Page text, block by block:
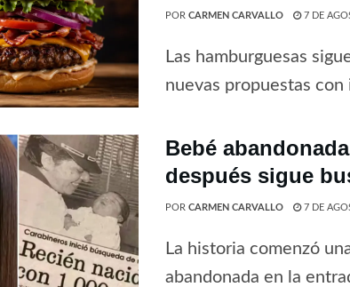
POR CARMEN CARVALLO 7 DE
Las hamburguesas
nuevas propuestas
Bebé
después sigue
POR CARMEN CARVALLO 7 DE
La historia comenzó
abandonada en la